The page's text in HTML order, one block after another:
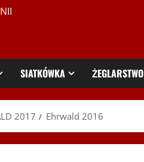
SIATKÓWKA ŻEGLARSTWO
2017 Ehrwald 2016